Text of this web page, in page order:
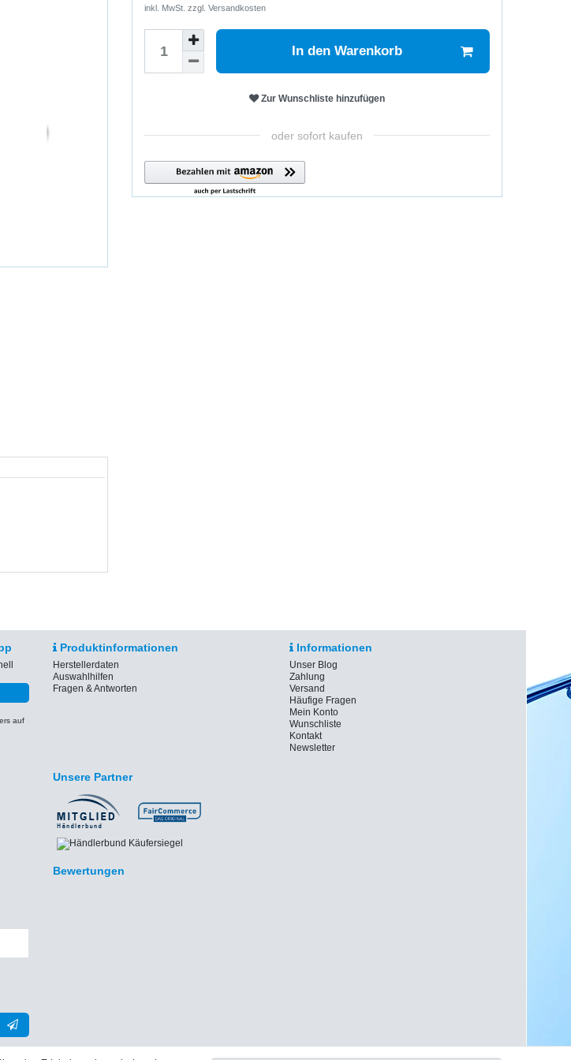
inkl. MwSt. zzgl. Versandkosten
In den Warenkorb
Zur Wunschliste hinzufügen
oder sofort kaufen
auf
Produktinformationen
Herstellerdaten
Auswahlhilfen
Fragen & Antworten
Informationen
Unser Blog
Zahlung
Versand
Häufige Fragen
Mein Konto
Wunschliste
Kontakt
Newsletter
Unsere Partner
Bewertungen